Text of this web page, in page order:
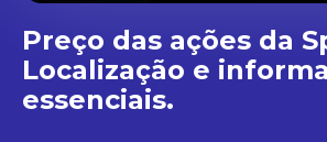
Preço das ações da
Localização e
essenciais.